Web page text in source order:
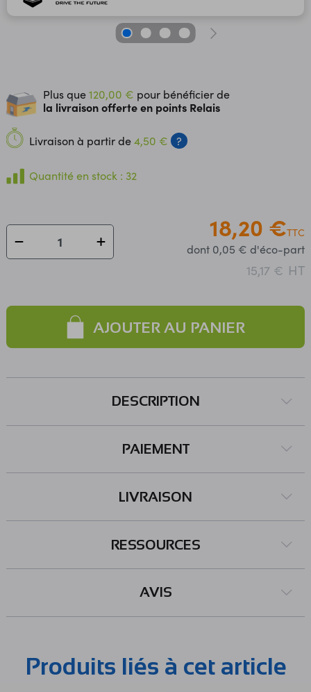
Plus que120,00 € pour bénéficier de
la livraison offerte en points Relais
Livraison à partir de4,50 € ?
Quantité en stock : 32
18,20 €TTC
dont 0,05 € d'éco-part
15,17 € HT
AJOUTER AU PANIER
DESCRIPTION
PAIEMENT
LIVRAISON
RESSOURCES
AVIS
Produits liés à cet article